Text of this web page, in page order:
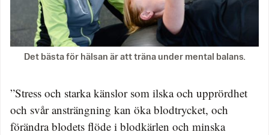
Det bästa för hälsan är att träna under mental balans.
”Stress och starka känslor som ilska och upprördhet
och svår ansträngning kan öka blodtrycket, och
förändra blodets flöde i blodkärlen och minska